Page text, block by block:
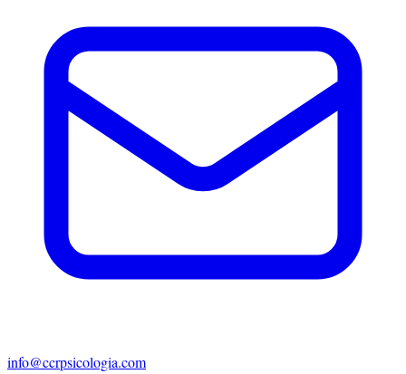
info@ccrpsicologia.com